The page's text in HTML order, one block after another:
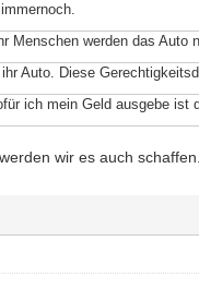
Menschen werden das Auto
Auto. Diese
ich mein Geld ausgebe
wir es auch schaffen.